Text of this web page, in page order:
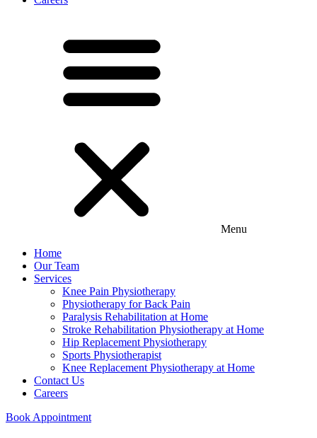
Menu
Home
Our Team
Services
Knee Pain Physiotherapy
Physiotherapy for Back Pain
Paralysis Rehabilitation at Home
Stroke Rehabilitation Physiotherapy at Home
Hip Replacement Physiotherapy
Sports Physiotherapist
Knee Replacement Physiotherapy at Home
Contact Us
Careers
Book Appointment